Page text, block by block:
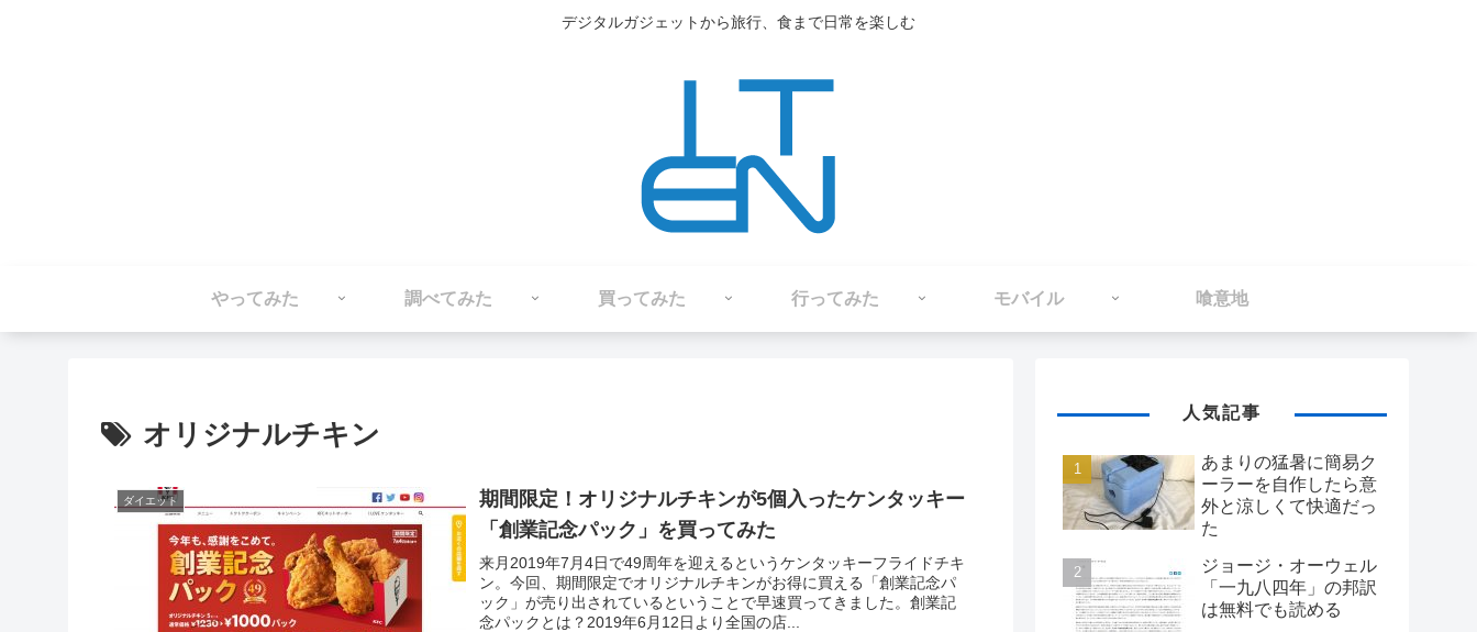
デジタルガジェットから旅行、食まで日常を楽しむ
やってみた 調べてみた 買ってみた 行ってみた モバイル 喰意地
オリジナルチキン
ダイエット
期間限定！オリジナルチキンが5個入ったケンタッキー
「創業記念パック」を買ってみた
来月2019年7月4日で49周年を迎えるというケンタッキーフライドチキ
ン。今回、期間限定でオリジナルチキンがお得に買える「創業記念パ
ック」が売り出されているということで早速買ってきました。創業記
念パックとは？2019年6月12日より全国の店...
人気記事
あまりの猛暑に簡易ク
ーラーを自作したら意
外と涼しくて快適だっ
た
ジョージ・オーウェル
「一九八四年」の邦訳
は無料でも読める